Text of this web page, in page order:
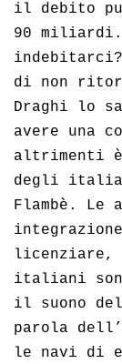
il debito
90 miliardi.
di non
Draghi lo
avere una
altrimenti
degli
Flambè. Le
licenziare,
italiani
il suono
parola
le navi di